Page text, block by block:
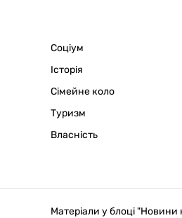
Соціум
Історія
Сімейне коло
Туризм
Власність
Матеріали у блоці "Новини